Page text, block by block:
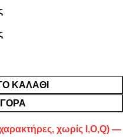
ΚΑΛΆΘΙ
χωρίς I,O,Q) —